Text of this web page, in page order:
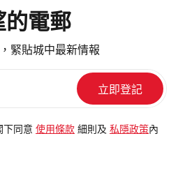
的電郵
緊貼城中最新情報
下同意 使用條款 細則及 私隱政策內